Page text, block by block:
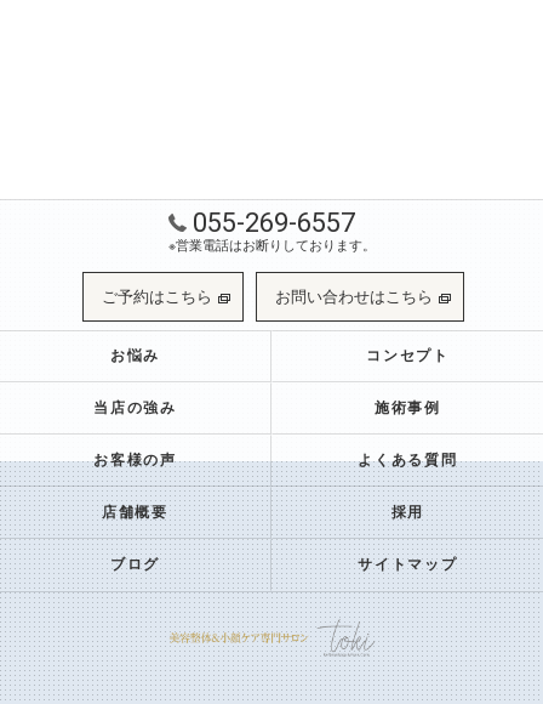
055-269-6557
※営業電話はお断りしております。
ご予約はこちら お問い合わせはこちら
お悩み コンセプト
当店の強み 施術事例
お客様の声 よくある質問
店舗概要 採用
ブログ サイトマップ